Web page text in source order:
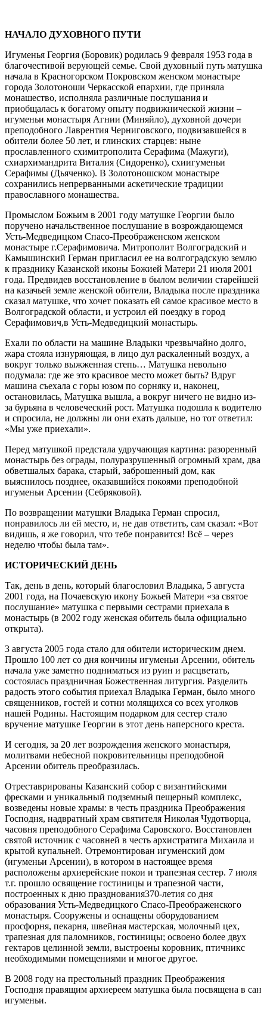
НАЧАЛО ДУХОВНОГО ПУТИ
Игуменья Георгия (Боровик) родилась 9 февраля 1953 года в
благочестивой верующей семье. Свой духовный путь матушка
начала в Красногорском Покровском женском монастыре
города Золотоноши Черкасской епархии, где приняла
монашество, исполняла различные послушания и
приобщалась к богатому опыту подвижнической жизни –
игуменьи монастыря Агнии (Миняйло), духовной дочери
преподобного Лаврентия Черниговского, подвизавшейся в
обители более 50 лет, и глинских старцев: ныне
прославленного схимитрополита Серафима (Мажуги),
схиархимандрита Виталия (Сидоренко), схиигуменьи
Серафимы (Дьяченко). В Золотоношском монастыре
сохранились непрерванными аскетические традиции
православного монашества.
Промыслом Божьим в 2001 году матушке Георгии было
поручено начальственное послушание в возрождающемся
Усть-Медведицком Спасо-Преображенском женском
монастыре г.Серафимовича. Митрополит Волгоградский и
Камышинский Герман пригласил ее на волгоградскую землю
к празднику Казанской иконы Божией Матери 21 июля 2001
года. Предвидев восстановление в былом величии старейшей
на казачьей земле женской обители, Владыка после праздника
сказал матушке, что хочет показать ей самое красивое место в
Волгоградской области, и устроил ей поездку в город
Серафимович,в Усть-Медведицкий монастырь.
Ехали по области на машине Владыки чрезвычайно долго,
жара стояла изнуряющая, в лицо дул раскаленный воздух, а
вокруг только выжженная степь… Матушка невольно
подумала: где же это красивое место может быть? Вдруг
машина съехала с горы юзом по сорняку и, наконец,
остановилась, Матушка вышла, а вокруг ничего не видно из-
за бурьяна в человеческий рост. Матушка подошла к водителю
и спросила, не должны ли они ехать дальше, но тот ответил:
«Мы уже приехали».
Перед матушкой предстала удручающая картина: разоренный
монастырь без ограды, полуразрушенный огромный храм, два
обветшалых барака, старый, заброшенный дом, как
выяснилось позднее, оказавшийся покоями преподобной
игуменьи Арсении (Себряковой).
По возвращении матушки Владыка Герман спросил,
понравилось ли ей место, и, не дав ответить, сам сказал: «Вот
видишь, я же говорил, что тебе понравится! Всё – через
неделю чтобы была там».
ИСТОРИЧЕСКИЙ ДЕНЬ
Так, день в день, который благословил Владыка, 5 августа
2001 года, на Почаевскую икону Божьей Матери «за святое
послушание» матушка с первыми сестрами приехала в
монастырь (в 2002 году женская обитель была официально
открыта).
3 августа 2005 года стало для обители историческим днем.
Прошло 100 лет со дня кончины игуменьи Арсении, обитель
начала уже заметно подниматься из руин и расцветать,
состоялась праздничная Божественная литургия. Разделить
радость этого события приехал Владыка Герман, было много
священников, гостей и сотни молящихся со всех уголков
нашей Родины. Настоящим подарком для сестер стало
вручение матушке Георгии в этот день наперсного креста.
И сегодня, за 20 лет возрождения женского монастыря,
молитвами небесной покровительницы преподобной
Арсении обитель преобразилась.
Отреставрированы Казанский собор с византийскими
фресками и уникальный подземный пещерный комплекс,
возведены новые храмы: в честь праздника Преображения
Господня, надвратный храм святителя Николая Чудотворца,
часовня преподобного Серафима Саровского. Восстановлен
святой источник с часовней в честь архистратига Михаила и
крытой купальней. Отремонтирован игуменский дом
(игуменьи Арсении), в котором в настоящее время
расположены архиерейские покои и трапезная сестер. 7 июля
т.г. прошло освящение гостиницы и трапезной части,
построенных к дню празднования370-летия со дня
образования Усть-Медведицкого Спасо-Преображенского
монастыря. Сооружены и оснащены оборудованием
просфорня, пекарня, швейная мастерская, молочный цех,
трапезная для паломников, гостиницы; освоено более двух
гектаров целинной земли, выстроены коровник, птичникс
необходимыми помещениями и многое другое.
В 2008 году на престольный праздник Преображения
Господня правящим архиереем матушка была посвящена в сан
игуменьи.